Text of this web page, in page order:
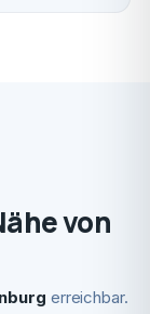
von
erreichbar.